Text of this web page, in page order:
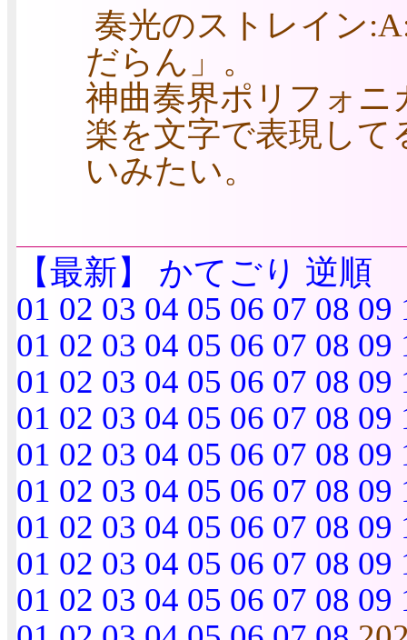
奏光のストレイン
だらん」。
神曲奏界ポリフォニ
楽を文字で表現し
いみたい。
【最新】 かてごり 逆順
01 02 03 04 05 06 07 08 09
01 02 03 04 05 06 07 08 09
01 02 03 04 05 06 07 08 09
01 02 03 04 05 06 07 08 09
01 02 03 04 05 06 07 08 09
01 02 03 04 05 06 07 08 09
01 02 03 04 05 06 07 08 09
01 02 03 04 05 06 07 08 09
01 02 03 04 05 06 07 08 09